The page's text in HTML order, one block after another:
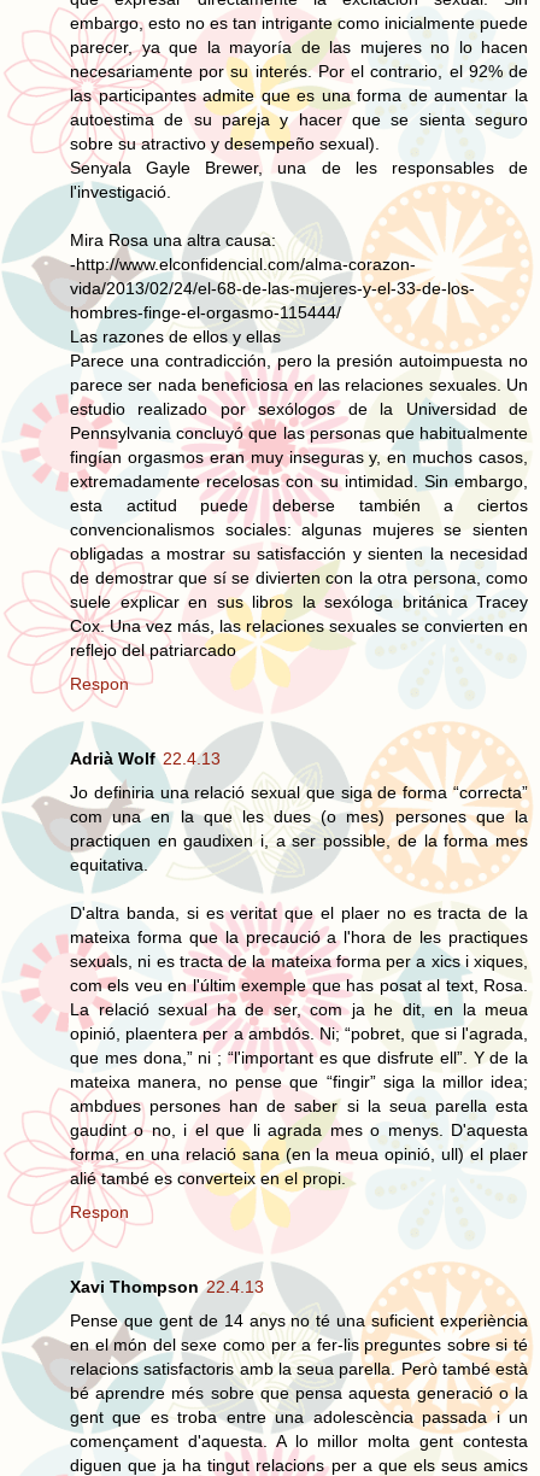
embargo, esto no es tan intrigante como inicialmente puede
parecer, ya que la mayoría de las mujeres no lo hacen
necesariamente por su interés. Por el contrario, el 92% de
las participantes admite que es una forma de aumentar la
autoestima de su pareja y hacer que se sienta seguro
sobre su atractivo y desempeño sexual).
Senyala Gayle Brewer, una de les responsables de
l'investigació.
Mira Rosa una altra causa:
-http://www.elconfidencial.com/alma-corazon-
vida/2013/02/24/el-68-de-las-mujeres-y-el-33-de-los-
hombres-finge-el-orgasmo-115444/
Las razones de ellos y ellas
Parece una contradicción, pero la presión autoimpuesta no
parece ser nada beneficiosa en las relaciones sexuales. Un
estudio realizado por sexólogos de la Universidad de
Pennsylvania concluyó que las personas que habitualmente
fingían orgasmos eran muy inseguras y, en muchos casos,
extremadamente recelosas con su intimidad. Sin embargo,
esta actitud puede deberse también a ciertos
convencionalismos sociales: algunas mujeres se sienten
obligadas a mostrar su satisfacción y sienten la necesidad
de demostrar que sí se divierten con la otra persona, como
suele explicar en sus libros la sexóloga británica Tracey
Cox. Una vez más, las relaciones sexuales se convierten en
reflejo del patriarcado
Respon
Adrià Wolf 22.4.13
Jo definiria una relació sexual que siga de forma “correcta”
com una en la que les dues (o mes) persones que la
practiquen en gaudixen i, a ser possible, de la forma mes
equitativa.
D'altra banda, si es veritat que el plaer no es tracta de la
mateixa forma que la precaució a l'hora de les practiques
sexuals, ni es tracta de la mateixa forma per a xics i xiques,
com els veu en l'últim exemple que has posat al text, Rosa.
La relació sexual ha de ser, com ja he dit, en la meua
opinió, plaentera per a ambdós. Ni; “pobret, que si l'agrada,
que mes dona,” ni ; “l'important es que disfrute ell”. Y de la
mateixa manera, no pense que “fingir” siga la millor idea;
ambdues persones han de saber si la seua parella esta
gaudint o no, i el que li agrada mes o menys. D'aquesta
forma, en una relació sana (en la meua opinió, ull) el plaer
alié també es converteix en el propi.
Respon
Xavi Thompson 22.4.13
Pense que gent de 14 anys no té una suficient experiència
en el món del sexe como per a fer-lis preguntes sobre si té
relacions satisfactoris amb la seua parella. Però també està
bé aprendre més sobre que pensa aquesta generació o la
gent que es troba entre una adolescència passada i un
començament d'aquesta. A lo millor molta gent contesta
diguen que ja ha tingut relacions per a que els seus amics